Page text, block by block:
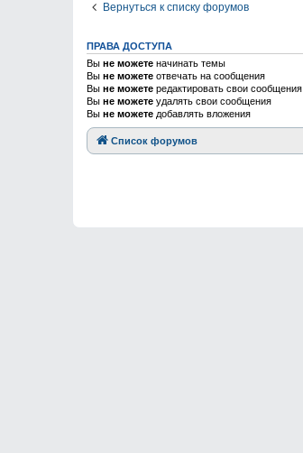
Вернуться к списку форумов
ПРАВА ДОСТУПА
Вы не можете начинать темы
Вы не можете отвечать на сообщения
Вы не можете редактировать свои сообщения
Вы не можете удалять свои сообщения
Вы не можете добавлять вложения
Список форумов